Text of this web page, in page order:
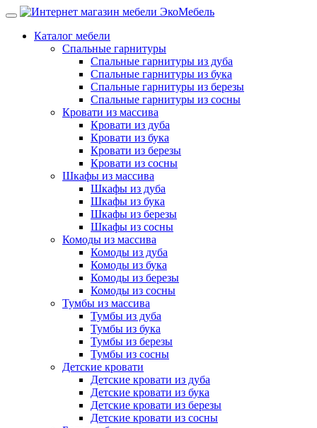
Каталог мебели
Спальные гарнитуры
Спальные гарнитуры из дуба
Спальные гарнитуры из бука
Спальные гарнитуры из березы
Спальные гарнитуры из сосны
Кровати из массива
Кровати из дуба
Кровати из бука
Кровати из березы
Кровати из сосны
Шкафы из массива
Шкафы из дуба
Шкафы из бука
Шкафы из березы
Шкафы из сосны
Комоды из массива
Комоды из дуба
Комоды из бука
Комоды из березы
Комоды из сосны
Тумбы из массива
Тумбы из дуба
Тумбы из бука
Тумбы из березы
Тумбы из сосны
Детские кровати
Детские кровати из дуба
Детские кровати из бука
Детские кровати из березы
Детские кровати из сосны